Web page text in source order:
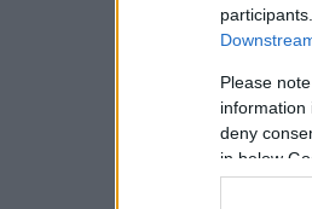
Please
information
deny
in below